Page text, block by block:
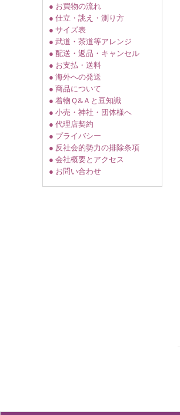
● お買物の流れ
● 仕立・誂え・測り方
● サイズ表
● 武道・茶道等アレンジ
● 配送・返品・キャンセル
● お支払・送料
● 海外への発送
● 商品について
● 着物Ｑ&Ａと豆知識
● 小売・神社・団体様へ
● 代理店契約
● プライバシー
● 反社会的勢力の排除条項
● 会社概要とアクセス
● お問い合わせ